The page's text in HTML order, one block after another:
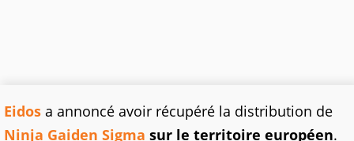
Eidos a annoncé avoir récupéré la distribution de
Ninja Gaiden Sigma sur le territoire européen.